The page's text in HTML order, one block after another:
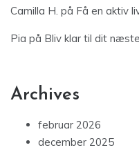
Camilla H. på Få en aktiv
Pia på Bliv klar til dit
Archives
februar 2026
december 2025